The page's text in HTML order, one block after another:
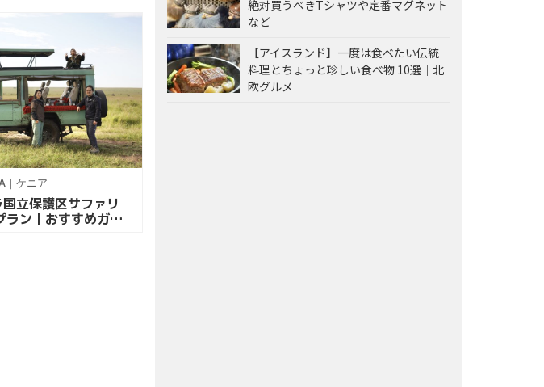
｜ケニア
立保護区サファリ
ン｜おすすめガイ
絶対買うべきTシャツや定番マグネット
など
【アイスランド】一度は食べたい伝統
料理とちょっと珍しい食べ物 10選｜北
欧グルメ